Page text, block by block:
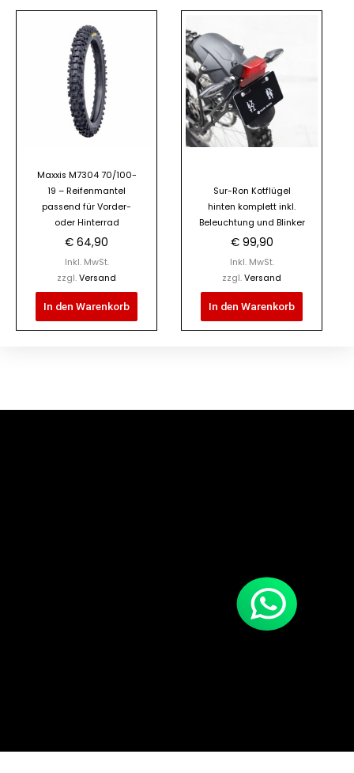
Maxxis M7304 70/100-
19 – Reifenmantel
passend für Vorder-
oder Hinterrad
€ 64,90
Inkl. MwSt.
zzgl. Versand
In den Warenkorb
Sur-Ron Kotflügel
hinten komplett inkl.
Beleuchtung und Blinker
€99,90
Inkl. MwSt.
zzgl. Versand
In den Warenkorb